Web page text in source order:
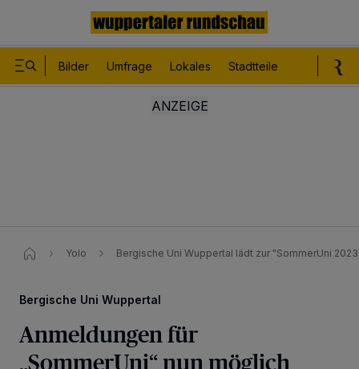
Bilder Umfrage Lokales Stadtteile
Yolo Bergische Uni Wuppertal lädt zur "SommerUni
Bergische Uni Wuppertal
Anmeldungen für
„SommerUni“ nun möglich